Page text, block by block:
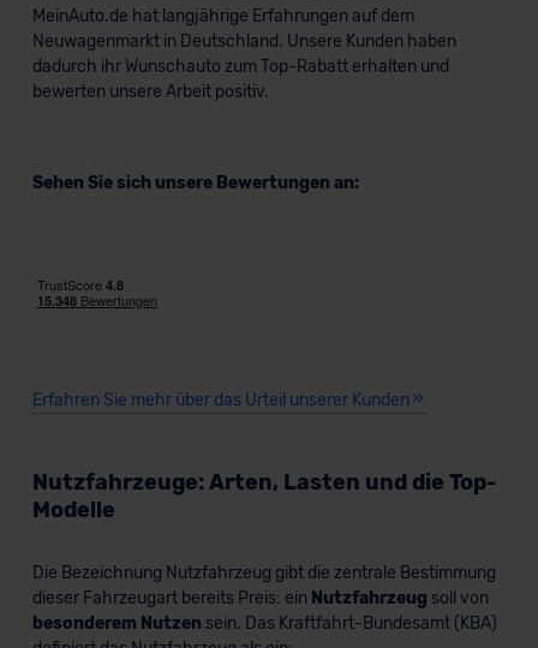
MeinAuto.de hat langjährige Erfahrungen auf dem
Neuwagenmarkt in Deutschland. Unsere Kunden haben
dadurch ihr Wunschauto zum Top-Rabatt erhalten und
bewerten unsere Arbeit positiv.
Sehen Sie sich unsere Bewertungen an:
Erfahren Sie mehr über das Urteil unserer Kunden
Nutzfahrzeuge: Arten, Lasten und die Top-
Modelle
Die Bezeichnung Nutzfahrzeug gibt die zentrale Bestimmung
dieser Fahrzeugart bereits Preis: ein Nutzfahrzeug soll von
besonderem Nutzen sein. Das Kraftfahrt-Bundesamt (KBA)